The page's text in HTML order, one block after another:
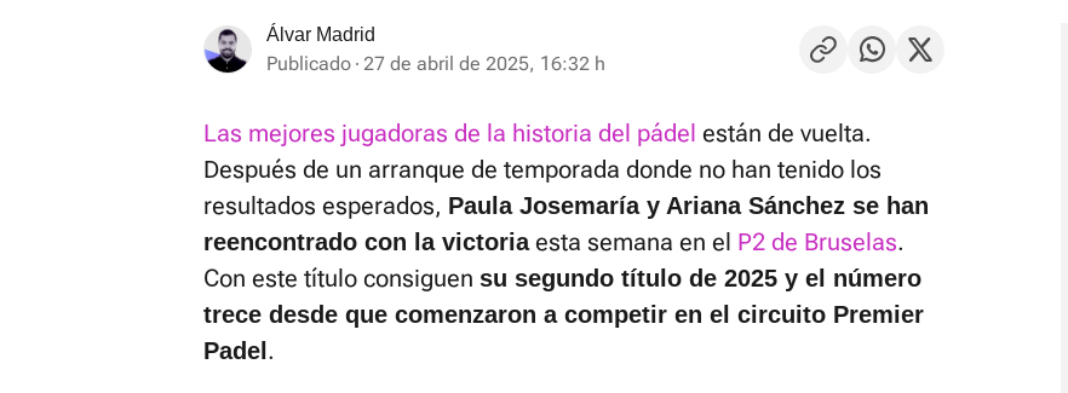
Álvar Madrid
Publicado 27 de abril de 2025, 16:32 h
Las mejores jugadoras de la historia del pádel están de vuelta.
Después de un arranque de temporada donde no han tenido los
resultados esperados, Paula Josemaría y Ariana Sánchez se han
reencontrado con la victoriaesta semana en el P2 de Bruselas.
Con este título consiguen su segundo título de 2025 y el número
trece desde que comenzaron a competir en el circuito Premier
Padel .